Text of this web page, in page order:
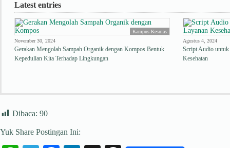
Latest entries
Kampus Kesmas
November 30, 2024
Gerakan Mengolah Sampah Organik dengan Kompos Bentuk
Kepedulian Kita Terhadap Lingkungan
Agustus 4, 2024
Script Audio untuk
Kesehatan
Dibaca: 90
Yuk Share Postingan Ini: